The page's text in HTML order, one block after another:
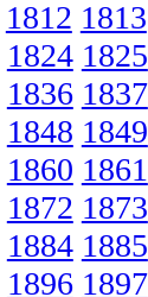
1812 1813
1824 1825
1836 1837
1848 1849
1860 1861
1872 1873
1884 1885
1896 1897